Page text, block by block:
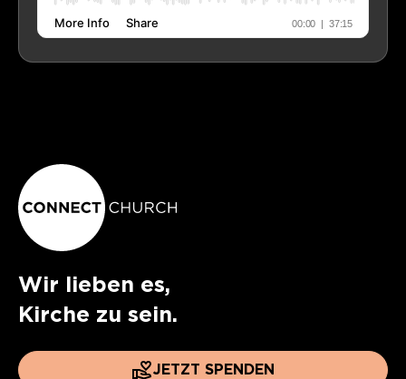
Wir lieben es,
Kirche zu sein.
JETZT SPENDEN